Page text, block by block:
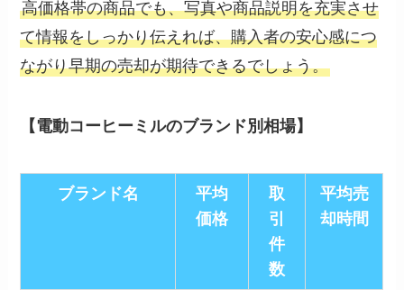
高価格帯の商品でも、写真や商品説明を充実させ
て情報をしっかり伝えれば、購入者の安心感につ
ながり早期の売却が期待できるでしょう。
【電動コーヒーミルのブランド別相場】
ブランド名
平均
価格
取
引
件
数
平均売
却時間